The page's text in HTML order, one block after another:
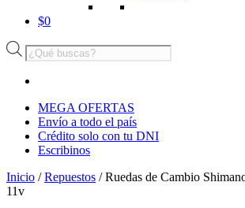
$0
Búsqueda
de
MEGA OFERTAS
Envío a todo el país
Crédito solo con tu DNI
Escribinos
Inicio /Repuestos / Ruedas de Cambio
11v